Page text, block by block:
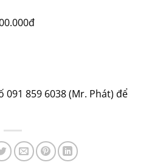
091 859 6038 (Mr. Phát) để